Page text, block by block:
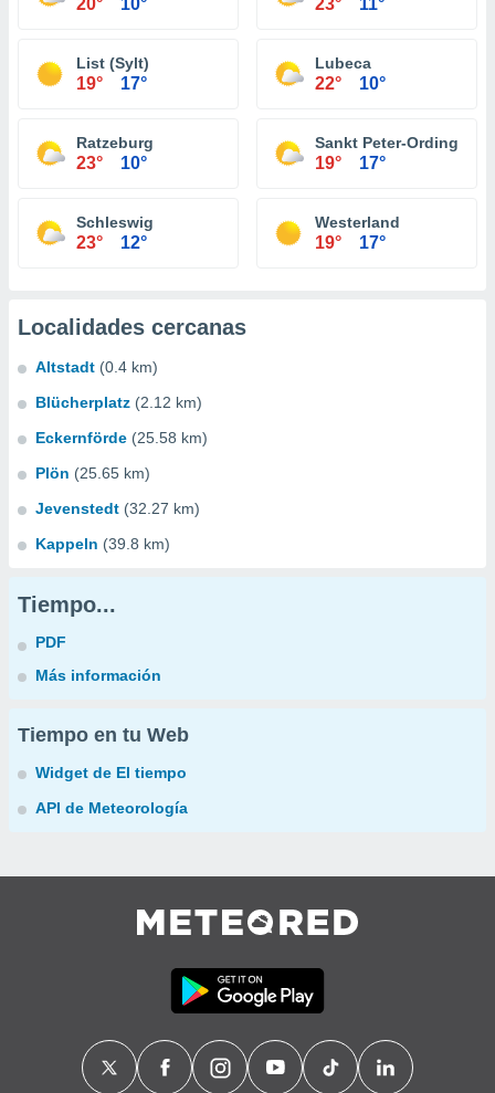
20° 10° 23° 11°
List (Sylt)
19° 17°
Lubeca
22° 10°
Ratzeburg
23° 10°
Sankt Peter-Ording
19° 17°
Schleswig
23° 12°
Westerland
19° 17°
Localidades cercanas
Altstadt (0.4 km)
Blücherplatz (2.12 km)
Eckernförde (25.58 km)
Plön (25.65 km)
Jevenstedt (32.27 km)
Kappeln (39.8 km)
Tiempo...
PDF
Más información
Tiempo en tu Web
Widget de El tiempo
API de Meteorología